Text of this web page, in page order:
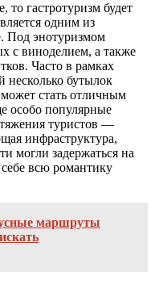
то гастротуризм будет
одним из
Под энотуризмом
с виноделием, а также
Часто в рамках
несколько бутылок
стать отличным
особо популярные
туристов —
инфраструктура,
могли задержаться на
всю романтику
маршруты